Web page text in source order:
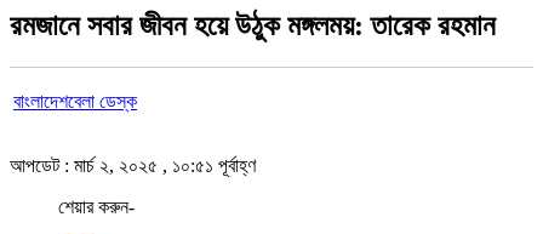
রমজানে সবার জীবন হয়ে উঠুক মঙ্গলময়: তারেক রহমান
বাংলাদেশবেলা ডেস্ক
আপডেট : মার্চ ২, ২০২৫ , ১০:৫১ পূর্বাহ্ণ
শেয়ার করুন-